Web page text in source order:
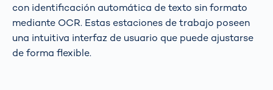
con identificación automática de texto sin formato
mediante OCR. Estas estaciones de trabajo poseen
una intuitiva interfaz de usuario que puede ajustarse
de forma flexible.